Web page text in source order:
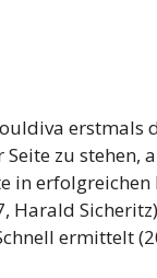
erstmals
zu stehen,
in
Harald
ermittelt